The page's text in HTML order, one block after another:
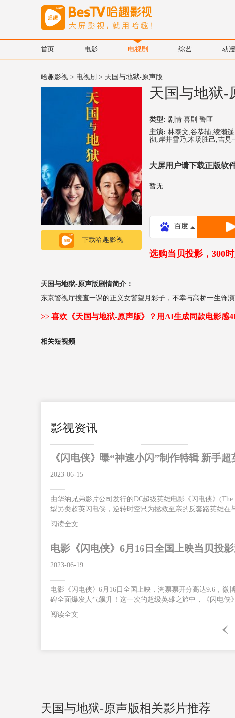
首页 电影 电视剧 综艺 动漫
哈趣影视 > 电视剧 > 天国与地狱-原声版
下载哈趣影视
天国与地狱-
类型: 剧情 喜剧 警匪
主演: 林泰文,谷恭辅,绫濑
彻,岸井雪乃,木场胜己,吉見
大屏用户请下载正版软
暂无
百度
选购当贝投影，300
天国与地狱-原声版剧情简介：
东京警视厅搜查一课的正义女警望月彩子，不幸与高桥一生饰
>> 喜欢《天国与地狱-原声版》？用AI生成同款电影感
相关短视频
影视资讯
《闪电侠》曝“神速小闪”制作特辑 新手
2023-06-15
由华纳兄弟影片公司发行的DC超级英雄电影《闪电侠》
型另类超英闪电侠，逆转时空只为拯救至亲的反套路英雄
碑大爆，“好看！好玩！好笑！好惊喜！无门槛爽感”，让影
超前点映震撼来袭。6月16日影片将以2D/CINITY/IMAX/
质。片中
阅读全文
电影《闪电侠》6月16日全国上映当贝投
2023-06-19
电影《闪电侠》6月16日全国上映，淘票票开分高达9.6，微
碑全面爆发人气飙升！这一次的超级英雄之旅中，《闪电侠
合体”突破光速燃炸银幕 闪电侠逆时营救感动不断据悉，《
拉·米勒、迈克尔·基顿、萨莎·卡莱、本·阿弗莱克等主演。
机，反派佐德将军卷土重来。为了让一切重归正轨，闪电
阅读全文
天国与地狱-原声版相关影片推荐